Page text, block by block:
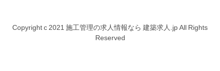
Copyright c 2021 施工管理の求人情報なら 建築求人.jp All Rights
Reserved